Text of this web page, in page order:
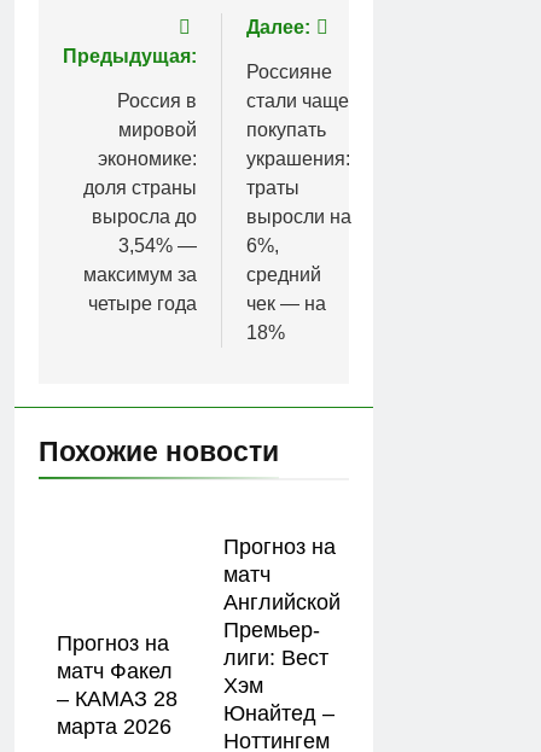
Навигация
по
записям
Предыдущая:
Россия в
мировой
экономике:
доля страны
выросла до
3,54% —
максимум за
четыре года
Далее:
Россияне
стали чаще
покупать
украшения:
траты
выросли на
6%,
средний
чек — на
18%
Похожие новости
Прогноз на
матч Факел
– КАМАЗ 28
марта 2026
Прогноз на
матч
Английской
Премьер-
лиги: Вест
Хэм
Юнайтед –
Ноттингем